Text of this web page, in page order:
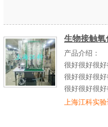
生物接触氧
产品介绍：
很好很好很
很好很好很
很好很好很
上海江科实